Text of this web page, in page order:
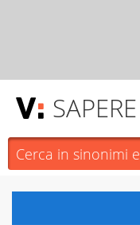
SAPERE